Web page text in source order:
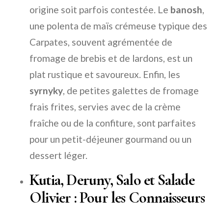
origine soit parfois contestée. Le banosh,
une polenta de maïs crémeuse typique des
Carpates, souvent agrémentée de
fromage de brebis et de lardons, est un
plat rustique et savoureux. Enfin, les
syrnyky, de petites galettes de fromage
frais frites, servies avec de la crème
fraîche ou de la confiture, sont parfaites
pour un petit-déjeuner gourmand ou un
dessert léger.
Kutia, Deruny, Salo et Salade
Olivier : Pour les Connaisseurs